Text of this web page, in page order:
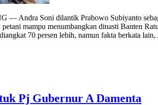
— Andra Soni dilantik Prabowo Subiyanto
mampu menumbangkan dinasti Banten
70 persen lebih, namun fakta berkata
Pj Gubernur A Damenta